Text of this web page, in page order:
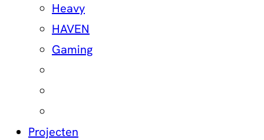
Heavy
HAVEN
Gaming
Projecten